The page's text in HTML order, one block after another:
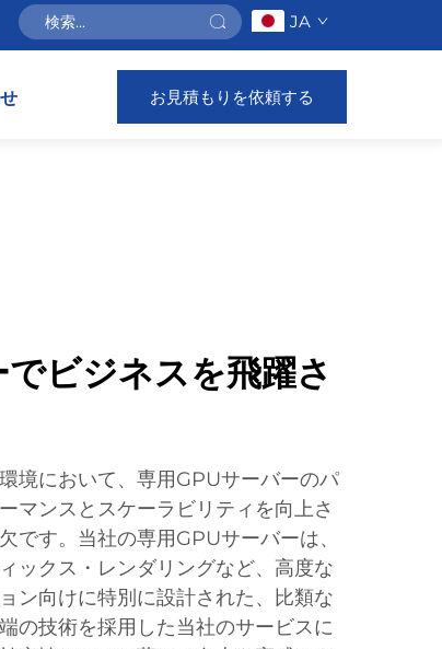
JA
お見積もりを依頼する
ビジネスを飛躍さ
境において、専用GPUサーバーのパ
マンスとスケーラビリティを向上さ
です。当社の専用GPUサーバーは、
ックス・レンダリングなど、高度な
ン向けに特別に設計された、比類な
の技術を採用した当社のサービスに